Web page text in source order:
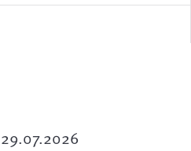
29.07.2026